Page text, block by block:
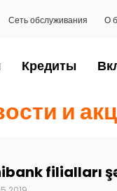
Сеть обслуживания О
Кредиты
и
filialları